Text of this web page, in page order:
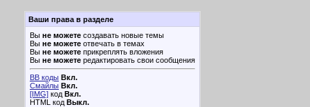
Ваши права в разделе
Вы не можете создавать новые темы
Вы не можете отвечать в темах
Вы не можете прикреплять вложения
Вы не можете редактировать свои сообщения
BB коды Вкл.
Смайлы Вкл.
[IMG] код Вкл.
HTML код Выкл.